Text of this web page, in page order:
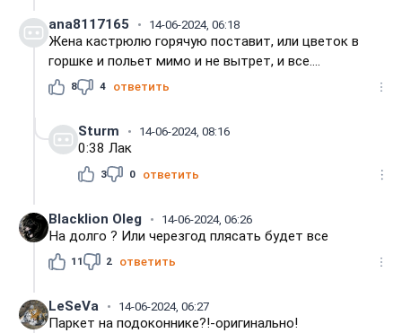
ana8117165 14-06-2024, 06:18
Жена кастрюлю горячую поставит, или цветок в
горшке и польет мимо и не вытрет, и все....
8 4 ответить
Sturm 14-06-2024, 08:16
0:38 Лак
3 0 ответить
Blacklion Oleg 14-06-2024, 06:26
На долго ? Или черезгод плясать будет все
11 2 ответить
LeSeVa 14-06-2024, 06:27
Паркет на подоконнике?!-оригинально!